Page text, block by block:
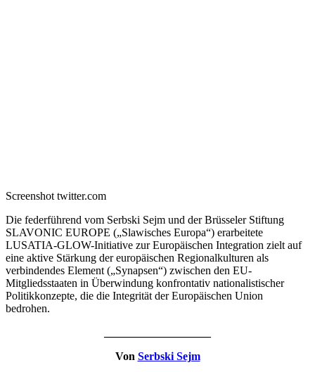
Screenshot twitter.com
Die federführend vom Serbski Sejm und der Brüsseler Stiftung
SLAVONIC EUROPE („Slawisches Europa“) erarbeitete
LUSATIA-GLOW-Initiative zur Europäischen Integration zielt auf
eine aktive Stärkung der europäischen Regionalkulturen als
verbindendes Element („Synapsen“) zwischen den EU-
Mitgliedsstaaten in Überwindung konfrontativ nationalistischer
Politikkonzepte, die die Integrität der Europäischen Union
bedrohen.
Von Serbski Sejm